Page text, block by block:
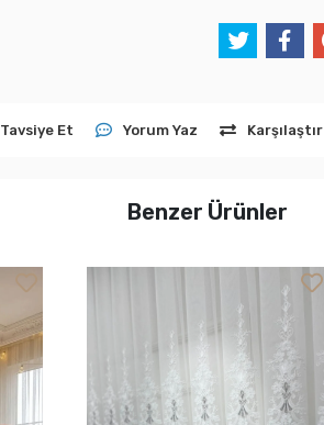
Tavsiye Et Yorum Yaz Karşılaştır
Benzer Ürünler